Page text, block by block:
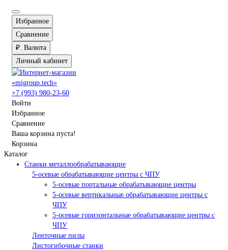
Избранное
Сравнение
₽. Валюта
Личный кабинет
+7 (993) 980-23-60
Войти
Избранное
Сравнение
Ваша корзина пуста!
Корзина
Каталог
Станки металлообрабатывающие
5-осевые обрабатывающие центры с ЧПУ
5-осевые портальные обрабатывающие центры
5-осевые вертикальные обрабатывающие центры с
ЧПУ
5-осевые горизонтальные обрабатывающие центры с
ЧПУ
Ленточные пилы
Листогибочные станки